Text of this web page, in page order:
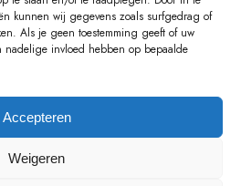
kunnen wij gegevens zoals surfgedrag of
Als je geen toestemming geeft of uw
nadelige invloed hebben op bepaalde
Accepteren
Weigeren
contact op!